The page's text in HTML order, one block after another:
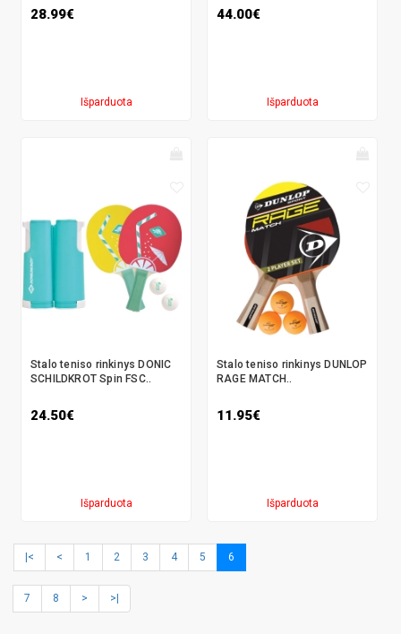
28.99€
Išparduota
44.00€
Išparduota
Stalo teniso rinkinys DONIC
SCHILDKROT Spin FSC..
24.50€
Išparduota
Stalo teniso rinkinys DUNLOP
RAGE MATCH..
11.95€
Išparduota
|< < 1 2 3 4 5 6
7 8 > >|